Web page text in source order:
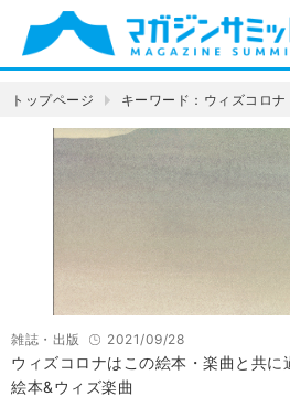
トップページ キーワード：ウィズコロナ
雑誌・出版 2021/09/28
ウィズコロナはこの絵本・楽曲と共
絵本&ウィズ楽曲